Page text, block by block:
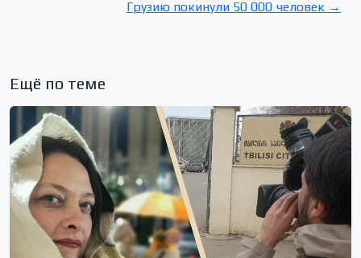
Грузию покинули 50 000 человек →
Ещё по теме